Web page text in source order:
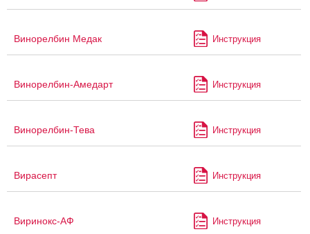
Винорелбин Медак Инструкция
Винорелбин-Амедарт Инструкция
Винорелбин-Тева Инструкция
Вирасепт Инструкция
Виринокс-АФ Инструкция